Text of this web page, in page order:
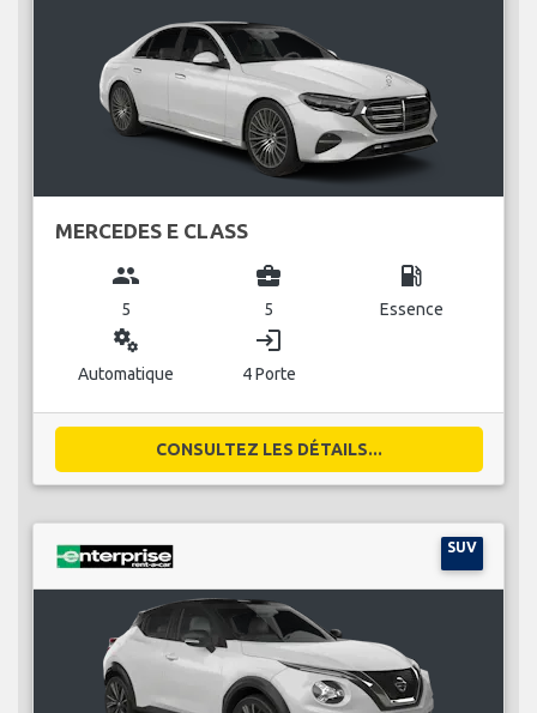
MERCEDES E CLASS
group
5
business_center
5
local_gas_station
Essence
miscellaneous_services
Automatique
login
4 Porte
CONSULTEZ LES DÉTAILS...
SUV